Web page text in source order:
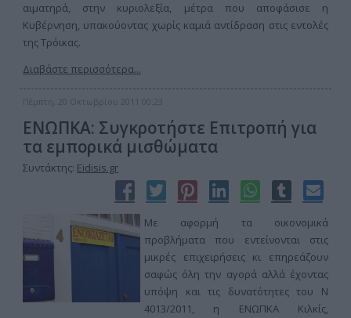
αιματηρά, στην κυριολεξία, μέτρα που αποφάσισε η
Κυβέρνηση, υπακούοντας χωρίς καμιά αντίδραση στις εντολές
της Τρόικας.
Διαβάστε περισσότερα...
Πέμπτη, 20 Οκτωβρίου 2011 00:23
ΕΝΩΠΚΑ: Συγκροτήστε Επιτροπή για
τα εμπορικά μισθώματα
Συντάκτης: Eidisis.gr
Με αφορμή τα οικονομικά
προβλήματα που εντείνονται στις
μικρές επιχειρήσεις κι επηρεάζουν
σαφώς όλη την αγορά αλλά έχοντας
υπόψη και τις δυνατότητες του Ν
4013/2011, η ΕΝΩΠΚΑ Κιλκίς,